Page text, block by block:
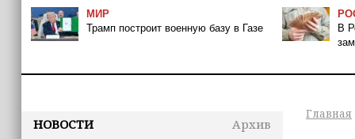
МИР
Трамп построит военную базу в Газе
В
НОВОСТИ
Архив
Главная